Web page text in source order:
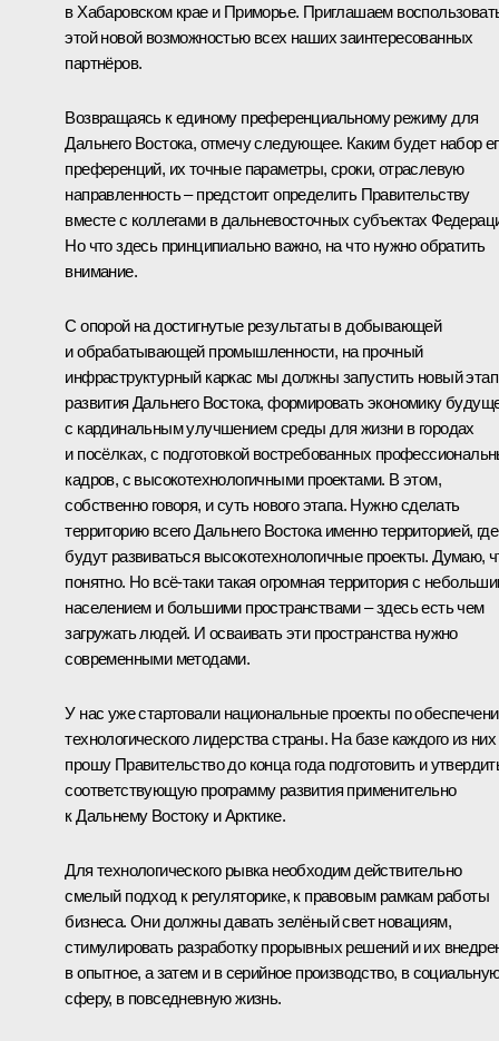
в Хабаровском крае и Приморье. Приглашаем
этой новой возможностью всех наших заинтересованных
партнёров.
Возвращаясь к единому преференциальному режиму для
Дальнего Востока, отмечу следующее. Каким будет набор
преференций, их точные параметры, сроки, отраслевую
направленность – предстоит определить Правительству
вместе с коллегами в дальневосточных субъектах
Но что здесь принципиально важно, на что нужно обратить
внимание.
С опорой на достигнутые результаты в добывающей
и обрабатывающей промышленности, на прочный
инфраструктурный каркас мы должны запустить новый этап
развития Дальнего Востока, формировать экономику
с кардинальным улучшением среды для жизни в городах
и посёлках, с подготовкой востребованных
кадров, с высокотехнологичными проектами. В этом,
собственно говоря, и суть нового этапа. Нужно сделать
территорию всего Дальнего Востока именно территорией, где
будут развиваться высокотехнологичные проекты. Думаю,
понятно. Но всё-таки такая огромная территория с
населением и большими пространствами – здесь есть чем
загружать людей. И осваивать эти пространства нужно
современными методами.
У нас уже стартовали национальные проекты по
технологического лидерства страны. На базе каждого из них
прошу Правительство до конца года подготовить и
соответствующую программу развития применительно
к Дальнему Востоку и Арктике.
Для технологического рывка необходим действительно
смелый подход к регуляторике, к правовым рамкам работы
бизнеса. Они должны давать зелёный свет новациям,
стимулировать разработку прорывных решений и их
в опытное, а затем и в серийное производство, в
сферу, в повседневную жизнь.